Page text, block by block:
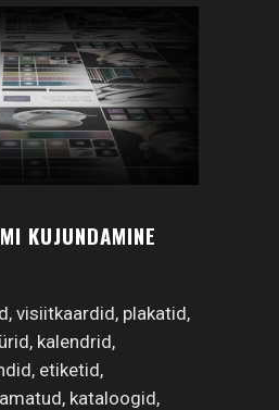
KUJUNDAMINE
visiitkaardid, plakatid,
kalendrid,
etiketid,
kataloogid,